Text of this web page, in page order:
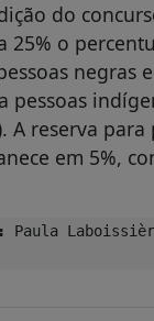
do
25% o
negras
pessoas
A reserva para
em 5%,
Paula